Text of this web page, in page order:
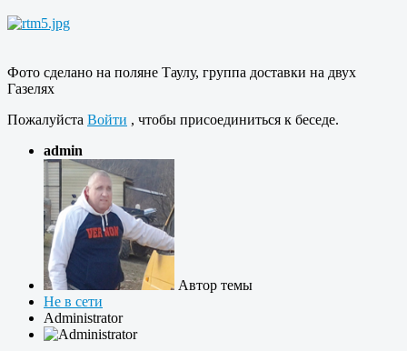
Фото сделано на поляне Таулу, группа доставки на двух
Газелях
Пожалуйста Войти , чтобы присоединиться к беседе.
admin
Автор темы
Не в сети
Administrator